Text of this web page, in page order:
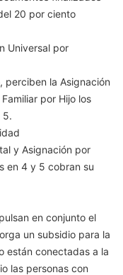
20 por ciento
Universal por
perciben la Asignación
por Hijo los
5.
y Asignación por
en 4 y 5 cobran su
en conjunto el
un subsidio para la
están conectadas a la
las personas con